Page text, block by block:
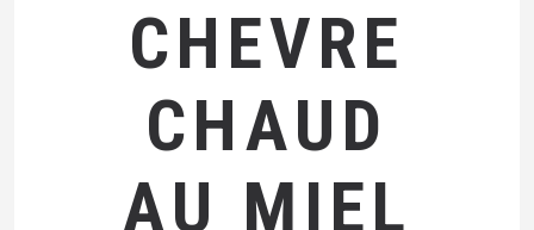
CHEVRE
CHAUD
AU MIEL